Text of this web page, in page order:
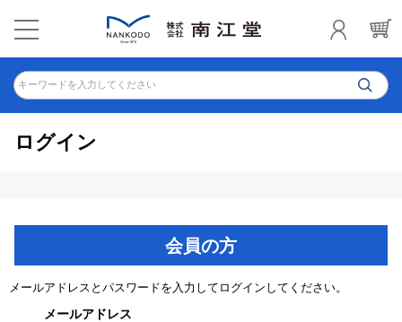
キーワードを入力してください
ログイン
会員の方
メールアドレスとパスワードを入力してログインしてください。
メールアドレス